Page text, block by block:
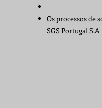
Os processos de
SGS Portugal S.A